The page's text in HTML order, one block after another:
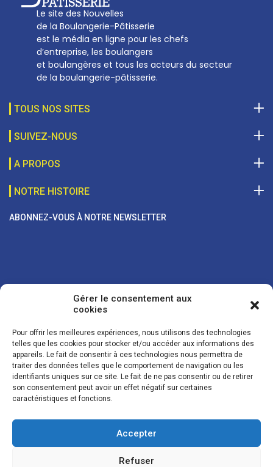
Gérer le consentement aux
cookies
Pour offrir les meilleures expériences, nous utilisons des technologies
telles que les cookies pour stocker et/ou accéder aux informations des
appareils. Le fait de consentir à ces technologies nous permettra de
traiter des données telles que le comportement de navigation ou les
identifiants uniques sur ce site. Le fait de ne pas consentir ou de retirer
son consentement peut avoir un effet négatif sur certaines
caractéristiques et fonctions.
Accepter
Refuser
Le site des Nouvelles
de la Boulangerie-Pâtisserie
est le média en ligne pour les chefs
d’entreprise, les boulangers
et boulangères et tous les acteurs du secteur
de la boulangerie-pâtisserie.
TOUS NOS SITES
SUIVEZ-NOUS
A PROPOS
NOTRE HISTOIRE
ABONNEZ-VOUS À NOTRE NEWSLETTER
Vos coordonnées sont uniquement utilisées pour vous envoyer des
lettres d'information sur nos activités. Vous pouvez à tout moment
utiliser le lien de désinscription figurant dans la lettre d'information.
© LES NOUVELLES DE LA BOULANGERIE - Tous droits réservés - Réalisation :
Josh Digital
Mentions légales